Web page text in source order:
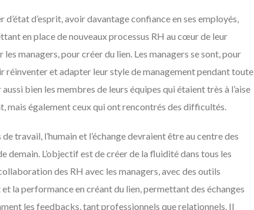
d’état d’esprit, avoir davantage confiance en ses employés,
en place de nouveaux processus RH au cœur de leur
managers, pour créer du lien. Les managers se sont, pour
réinventer et adapter leur style de management pendant toute
bien les membres de leurs équipes qui étaient très à l’aise
mais également ceux qui ont rencontrés des difficultés.
travail, l’humain et l’échange devraient être au centre des
demain. L’objectif est de créer de la fluidité dans tous les
des RH avec les managers, avec des outils
la performance en créant du lien, permettant des échanges
les feedbacks, tant professionnels que relationnels. Il